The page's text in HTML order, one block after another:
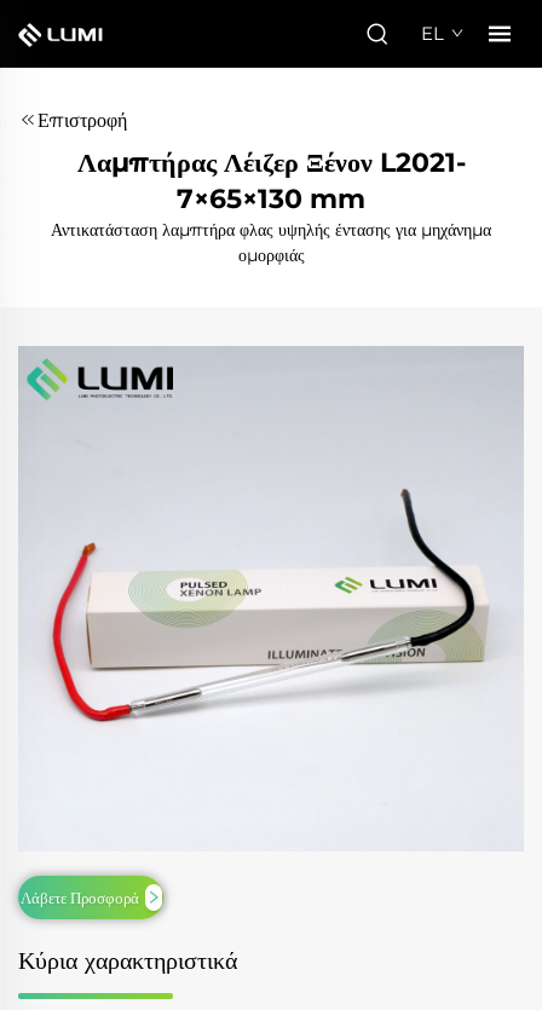
EL
Επιστροφή
Λαμπτήρας Λέιζερ Ξένον L2021-
7×65×130 mm
Αντικατάσταση λαμπτήρα φλας υψηλής έντασης για μηχάνημα
ομορφιάς
Κύρια χαρακτηριστικά
Λάβετε Προσφορά